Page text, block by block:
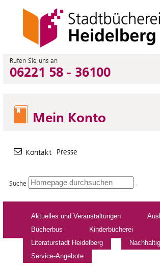
Rufen Sie uns an
06221 58 - 36100
Mein Konto
Kontakt Presse
Suche
Aktuelles und Veranstaltungen
Bücherbus
Kinderbücherei
Literaturstadt Heidelberg
Service-Angebote